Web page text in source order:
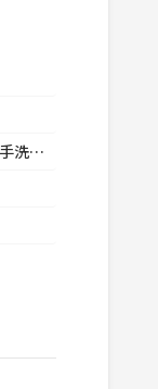
福田 博之 ACジャパン「日本食品衛生協会／あつこおねえさんと、手洗いいちまんじゃく♪」に出演